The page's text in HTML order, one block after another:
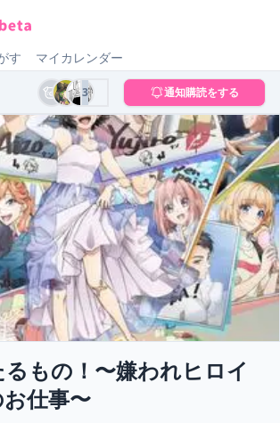
す マイカレンダー
3 通知購読をする
もの！〜嫌われヒロイ
仕事〜